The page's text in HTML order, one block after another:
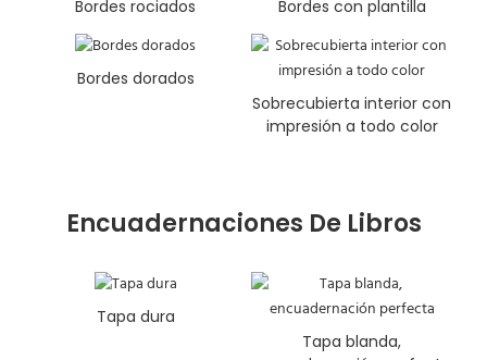
Bordes rociados Bordes con plantilla
Bordes dorados
Sobrecubierta interior con
impresión a todo color
Encuadernaciones De Libros
Tapa dura
Tapa blanda,